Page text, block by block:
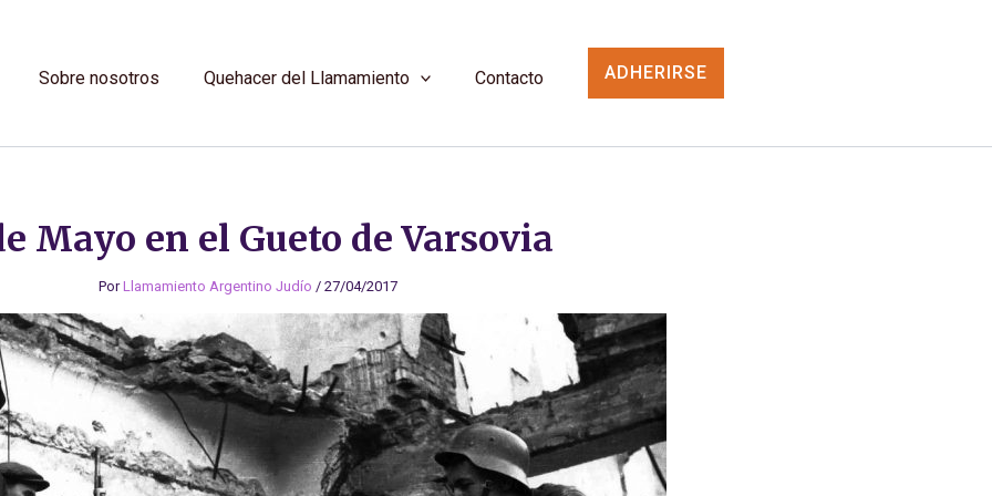
Sobre nosotros Quehacer del Llamamiento Contacto ADHERIRSE
Mayo en el Gueto de Varsovia
PorLlamamiento Argentino Judío / 27/04/2017